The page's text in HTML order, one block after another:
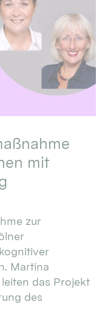
mit
zur
Martina
das Projekt
des